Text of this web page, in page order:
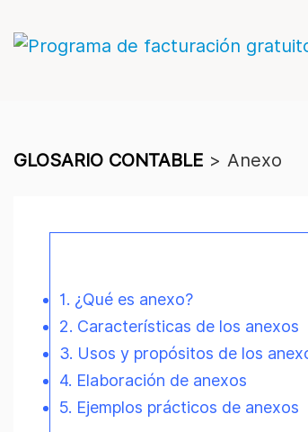
GLOSARIO CONTABLE > Anexo
1. ¿Qué es anexo?
2. Características de los anexos
3. Usos y propósitos de los
4. Elaboración de anexos
5. Ejemplos prácticos de anexos